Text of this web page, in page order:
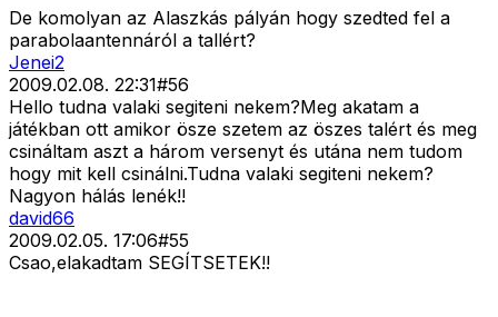
De komolyan az Alaszkás pályán hogy szedted fel a
parabolaantennáról a tallért?
Jenei2
2009.02.08. 22:31#56
Hello tudna valaki segiteni nekem?Meg akatam a
játékban ott amikor ösze szetem az öszes talért és meg
csináltam aszt a három versenyt és utána nem tudom
hogy mit kell csinálni.Tudna valaki segiteni nekem?
Nagyon hálás lenék!!
david66
2009.02.05. 17:06#55
Csao,elakadtam SEGÍTSETEK!!